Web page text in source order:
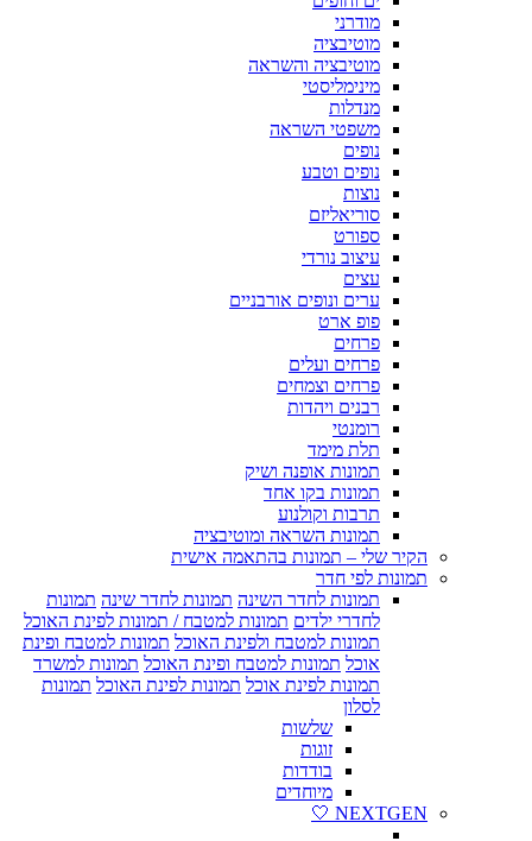
מודרני
מוטיבציה
מוטיבציה והשראה
מינימליסטי
מנדלות
משפטי השראה
נופים
נופים וטבע
נוצות
סוריאליזם
ספורט
עיצוב נורדי
עצים
ערים ונופים אורבניים
פופ ארט
פרחים
פרחים ועלים
פרחים וצמחים
רבנים ויהדות
רומנטי
תלת מימד
תמונות אופנה ושיק
תמונות בקו אחד
תרבות וקולנוע
תמונות השראה ומוטיבציה
הקיר שלי – תמונות בהתאמה אישית
תמונות לפי חדר
תמונות לחדר השינה תמונות לחדר שינה תמונות
לחדרי ילדים תמונות למטבח / תמונות לפינת האוכל
תמונות למטבח ולפינת האוכל תמונות למטבח ופינת
אוכל תמונות למטבח ופינת האוכל תמונות למשרד
תמונות לפינת אוכל תמונות לפינת האוכל תמונות
לסלון
שלשות
זוגות
בודדות
מיוחדים
NEXTGEN 🤍